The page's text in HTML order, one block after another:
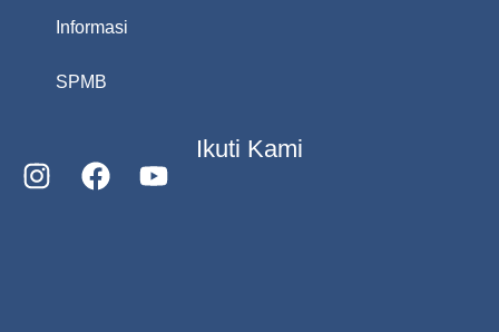
Informasi
SPMB
Ikuti Kami